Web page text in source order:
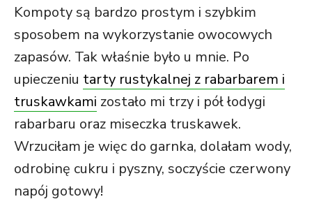
Kompoty są bardzo prostym i szybkim
sposobem na wykorzystanie owocowych
zapasów. Tak właśnie było u mnie. Po
upieczeniu tarty rustykalnej z rabarbarem i
truskawkami zostało mi trzy i pół łodygi
rabarbaru oraz miseczka truskawek.
Wrzuciłam je więc do garnka, dolałam wody,
odrobinę cukru i pyszny, soczyście czerwony
napój gotowy!